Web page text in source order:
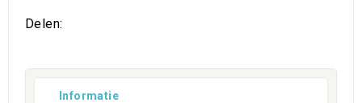
Delen:
Informatie